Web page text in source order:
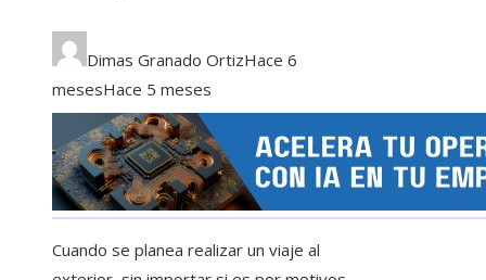
Dimas Granado OrtizHace 6
mesesHace 5 meses
Cuando se planea realizar un viaje al